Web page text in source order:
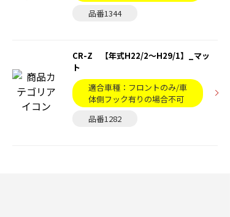
品番1344
CR-Z 【年式H22/2〜H29/1】_マッ
ト
適合車種：フロントのみ/車
体側フック有りの場合不可
品番1282